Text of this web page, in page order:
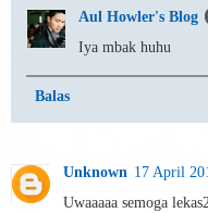
Aul Howler's Blog
Iya mbak huhu
Balas
Unknown 17 April
Uwaaaaa semoga